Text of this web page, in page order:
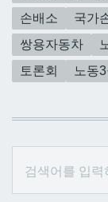
손배소
국가
쌍용자동차
토론회
노동3